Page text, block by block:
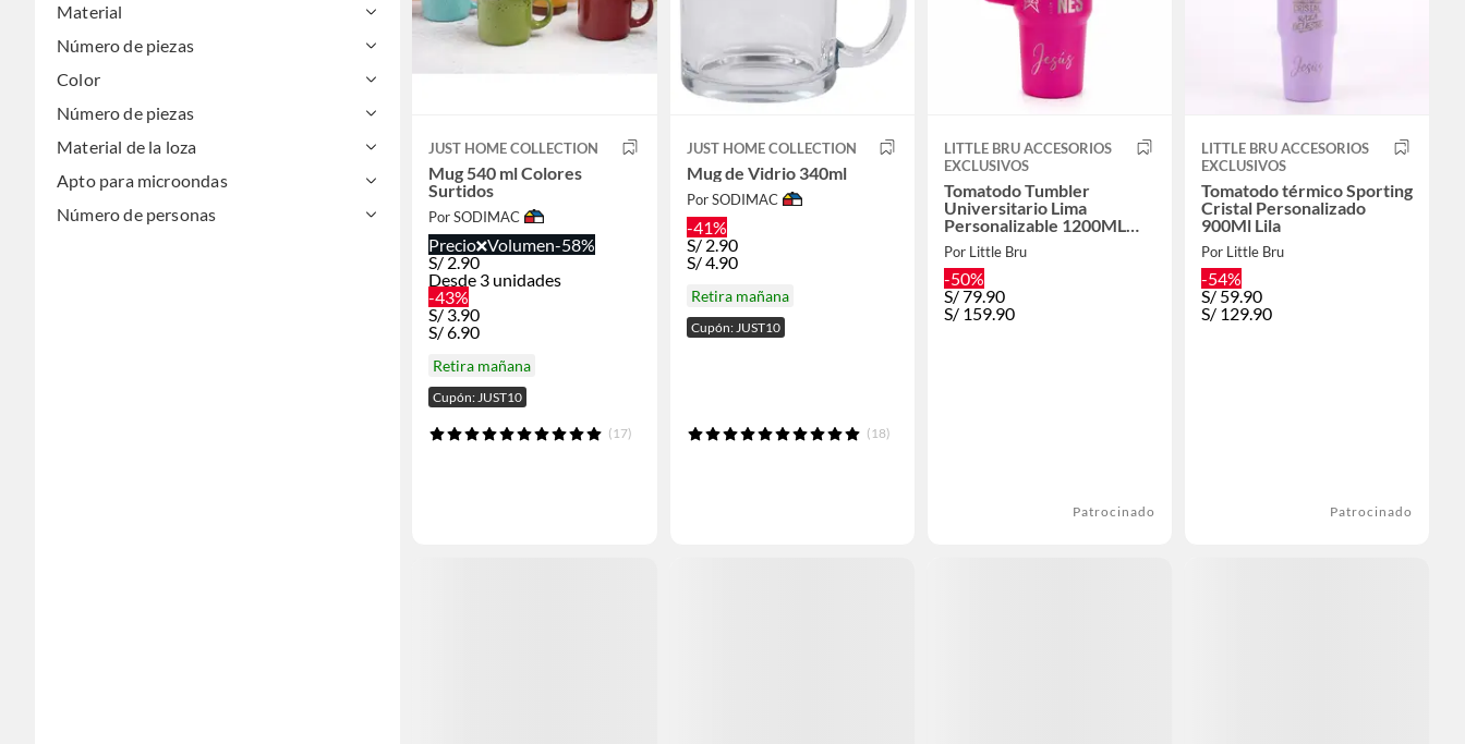
Material
Número de piezas
Color
Número de piezas
Material de la loza
Apto para microondas
Número de personas
JUST HOME COLLECTION
Mug 540 ml Colores
Surtidos
Por SODIMAC
Precio Volumen-58%
S/ 2.90
Desde 3 unidades
-43%
S/ 3.90
S/6.90
Retira mañana
Cupón: JUST10
(17)
JUST HOME COLLECTION
Mug de Vidrio 340ml
Por SODIMAC
-41%
S/ 2.90
S/4.90
Retira mañana
Cupón: JUST10
(18)
LITTLE BRU ACCESORIOS
EXCLUSIVOS
Tomatodo Tumbler
Universitario Lima
Personalizable 1200ML
Fucsia
Por Little Bru
-50%
S/79.90
S/ 159.90
Patrocinado
LITTLE BRU ACCESORIOS
EXCLUSIVOS
Tomatodo térmico Sporting
Cristal Personalizado
900Ml Lila
Por Little Bru
-54%
S/59.90
S/ 129.90
Patrocinado